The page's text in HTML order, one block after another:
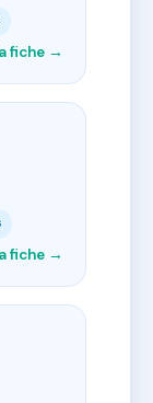
fiche →
fiche →